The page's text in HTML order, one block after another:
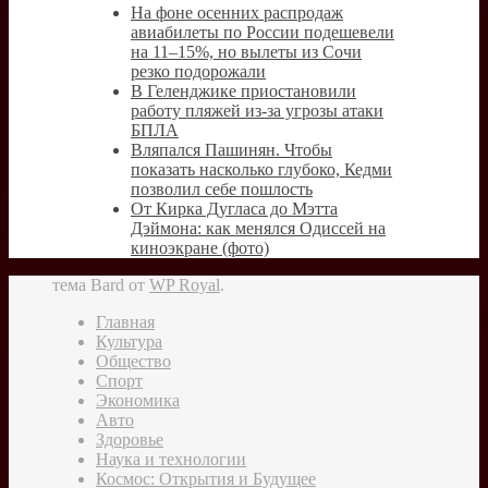
На фоне осенних распродаж
авиабилеты по России подешевели
на 11–15%, но вылеты из Сочи
резко подорожали
В Геленджике приостановили
работу пляжей из-за угрозы атаки
БПЛА
Вляпался Пашинян. Чтобы
показать насколько глубоко, Кедми
позволил себе пошлость
От Кирка Дугласа до Мэтта
Дэймона: как менялся Одиссей на
киноэкране (фото)
тема Bard от WP Royal.
Главная
Культура
Общество
Спорт
Экономика
Авто
Здоровье
Наука и технологии
Космос: Открытия и Будущее